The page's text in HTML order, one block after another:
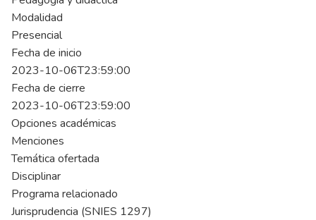
Modalidad
Presencial
Fecha de inicio
2023-10-06T23:59:00
Fecha de cierre
2023-10-06T23:59:00
Opciones académicas
Menciones
Temática ofertada
Disciplinar
Programa relacionado
Jurisprudencia (SNIES 1297)